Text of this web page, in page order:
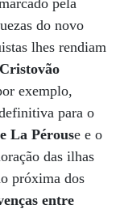
pela
do novo
lhes rendiam
exemplo,
para o
La Pérouse e o
das ilhas
próxima dos
entre